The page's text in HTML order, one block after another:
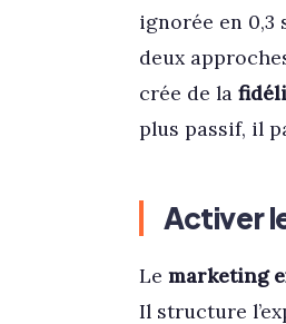
ignorée en 0,3
deux
crée de la
plus passif, il
Activer
Le marketing
Il structure